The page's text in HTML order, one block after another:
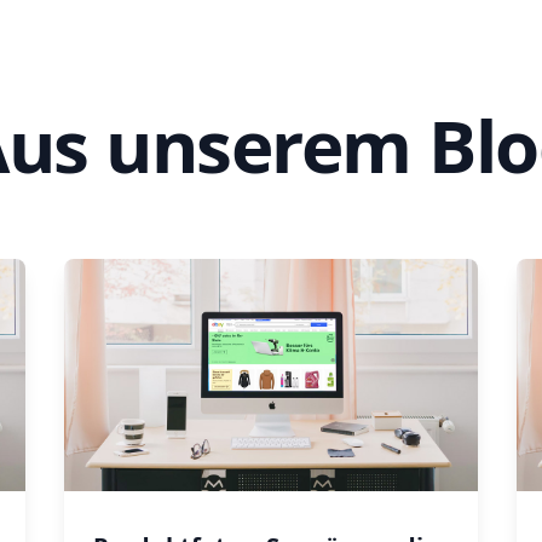
unserem